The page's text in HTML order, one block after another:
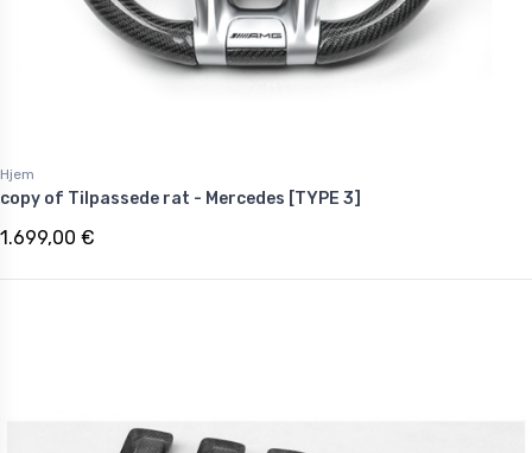
Hjem
copy of Tilpassede rat - Mercedes [TYPE 3]
1.699,00 €